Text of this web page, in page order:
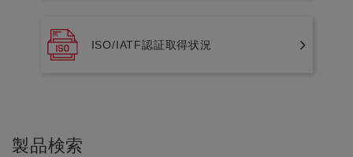
ISO/IATF認証取得状況
製品検索